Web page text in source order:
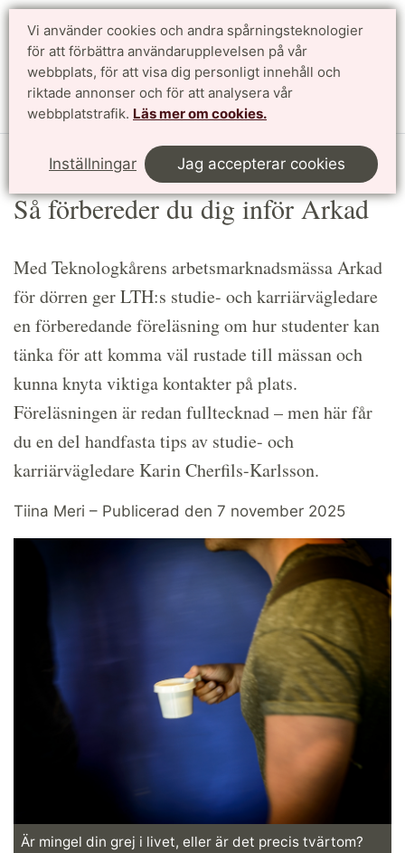
Vi använder cookies och andra spårningsteknologier
för att förbättra användarupplevelsen på vår
webbplats, för att visa dig personligt innehåll och
riktade annonser och för att analysera vår
webbplatstrafik. Läs mer om cookies.
Inställningar Jag accepterar cookies
Sök
Så förbereder du dig inför Arkad
Med Teknologkårens arbetsmarknadsmässa Arkad
för dörren ger LTH:s studie- och karriärvägledare
en förberedande föreläsning om hur studenter kan
tänka för att komma väl rustade till mässan och
kunna knyta viktiga kontakter på plats.
Föreläsningen är redan fulltecknad – men här får
du en del handfasta tips av studie- och
karriärvägledare Karin Cherfils-Karlsson.
Tiina Meri – Publicerad den 7 november 2025
Är mingel din grej i livet, eller är det precis tvärtom?